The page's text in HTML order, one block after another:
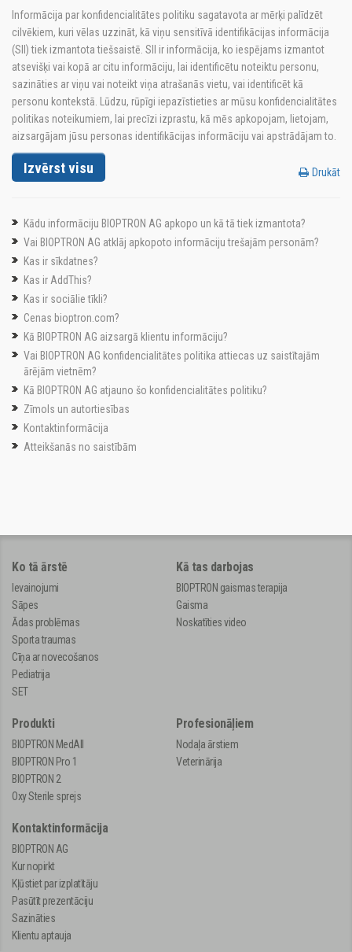
Informācija par konfidencialitātes politiku sagatavota ar mērķi palīdzēt
cilvēkiem, kuri vēlas uzzināt, kā viņu sensitīvā identifikācijas informācija
(SII) tiek izmantota tiešsaistē. SII ir informācija, ko iespējams izmantot
atsevišķi vai kopā ar citu informāciju, lai identificētu noteiktu personu,
sazināties ar viņu vai noteikt viņa atrašanās vietu, vai identificēt kā
personu kontekstā. Lūdzu, rūpīgi iepazīstieties ar mūsu konfidencialitātes
politikas noteikumiem, lai precīzi izprastu, kā mēs apkopojam, lietojam,
aizsargājam jūsu personas identifikācijas informāciju vai apstrādājam to.
Izvērst visu Drukāt
Kādu informāciju BIOPTRON AG apkopo un kā tā tiek izmantota?
Vai BIOPTRON AG atklāj apkopoto informāciju trešajām personām?
Kas ir sīkdatnes?
Kas ir AddThis?
Kas ir sociālie tīkli?
Cenas bioptron.com?
Kā BIOPTRON AG aizsargā klientu informāciju?
Vai BIOPTRON AG konfidencialitātes politika attiecas uz saistītajām
ārējām vietnēm?
Kā BIOPTRON AG atjauno šo konfidencialitātes politiku?
Zīmols un autortiesības
Kontaktinformācija
Atteikšanās no saistībām
Ko tā ārstē
Ievainojumi
Sāpes
Ādas problēmas
Sporta traumas
Cīņa ar novecošanos
Pediatrija
SET
Kā tas darbojas
BIOPTRON gaismas terapija
Gaisma
Noskatīties video
Produkti
BIOPTRON MedAll
BIOPTRON Pro 1
BIOPTRON 2
Oxy Sterile sprejs
Profesionāļiem
Nodaļa ārstiem
Veterinārija
Kontaktinformācija
BIOPTRON AG
Kur nopirkt
Kļūstiet par izplatītāju
Pasūtīt prezentāciju
Sazināties
Klientu aptauja